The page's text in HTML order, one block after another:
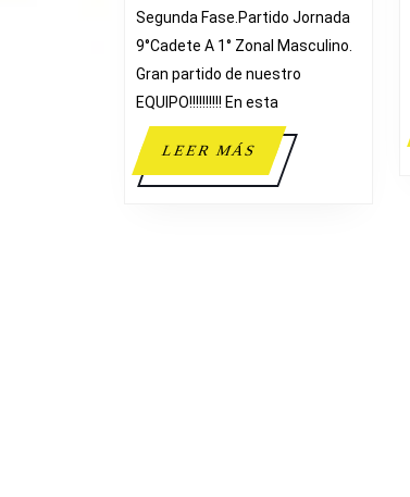
Segunda Fase.Partido Jornada
9°Cadete A 1° Zonal Masculino.
Gran partido de nuestro
EQUIPO!!!!!!!!!! En esta
LEER MÁSLEER
MÁS